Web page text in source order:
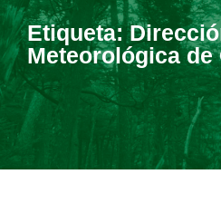
Etiqueta:
Meteorológica de